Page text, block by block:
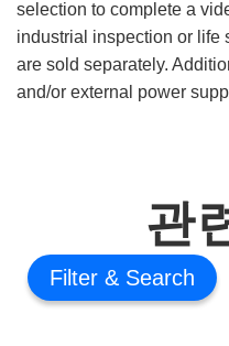
selection to complete a
industrial inspection or life
are sold separately.
and/or external power
관
Filter